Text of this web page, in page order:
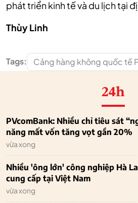
phát triển kinh tế và du lịch tại
Thùy Linh
Tags: Cảng hàng không quốc tế
24h
PVcomBank: Nhiều chỉ tiêu sát
năng mất vốn tăng vọt gần 20%
vừa xong
Nhiều 'ông lớn' công nghiệp Hà
cung cấp tại Việt Nam
vừa xong